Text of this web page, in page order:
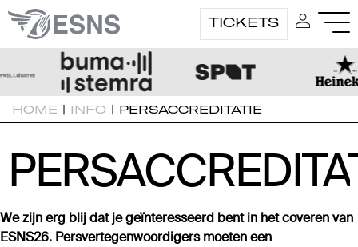
TICKETS
HOME | INFO | PERSACCREDITATIE
We zijn erg blij dat je geïnteresseerd bent in het coveren van
ESNS26. Persvertegenwoordigers moeten een